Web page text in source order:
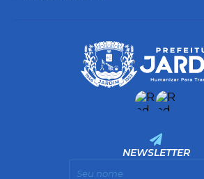
NEWSLETTER